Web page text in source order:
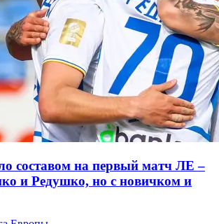
составом на первый матч ЛЕ –
и Редушко, но с новичком и